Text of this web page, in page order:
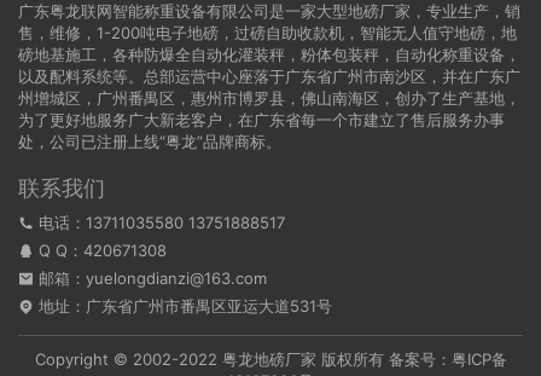
广东粤龙联网智能称重设备有限公司是一家大型地磅厂家，专业生产，销
售，维修，1-200吨电子地磅，过磅自助收款机，智能无人值守地磅，地
磅地基施工，各种防爆全自动化灌装秤，粉体包装秤，自动化称重设备，
以及配料系统等。总部运营中心座落于广东省广州市南沙区，并在广东广
州增城区，广州番禺区，惠州市博罗县，佛山南海区，创办了生产基地，
为了更好地服务广大新老客户，在广东省每一个市建立了售后服务办事
处，公司已注册上线“粤龙”品牌商标。
联系我们
电话：13711035580 13751888517
Q Q： 420671308
邮箱：yuelongdianzi@163.com
地址：广东省广州市番禺区亚运大道531号
Copyright © 2002-2022 粤龙地磅厂家 版权所有 备案号： 粤ICP备